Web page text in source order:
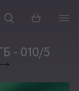
Корзина
- 010/5